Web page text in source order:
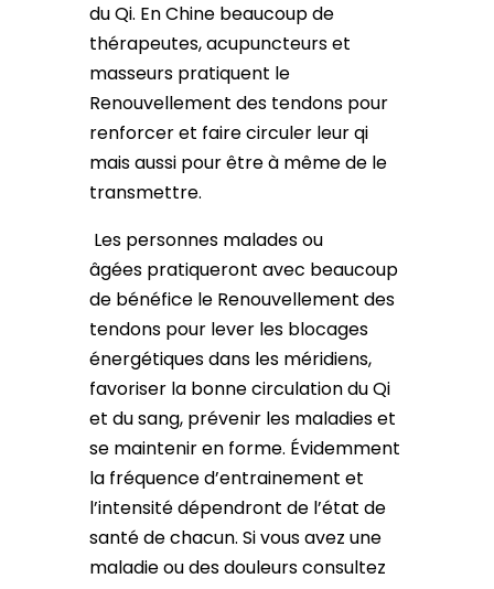
du Qi. En Chine beaucoup de
thérapeutes, acupuncteurs et
masseurs pratiquent le
Renouvellement des tendons pour
renforcer et faire circuler leur qi
mais aussi pour être à même de le
transmettre.
Les personnes malades ou
âgées pratiqueront avec beaucoup
de bénéfice le Renouvellement des
tendons pour lever les blocages
énergétiques dans les méridiens,
favoriser la bonne circulation du Qi
et du sang, prévenir les maladies et
se maintenir en forme. Évidemment
la fréquence d’entrainement et
l’intensité dépendront de l’état de
santé de chacun. Si vous avez une
maladie ou des douleurs consultez